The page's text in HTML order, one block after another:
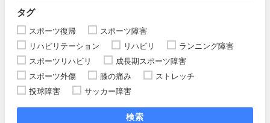
タグ
スポーツ復帰
スポーツ障害
リハビリテーション
リハビリ
ランニング障害
スポーツリハビリ
成長期スポーツ障害
スポーツ外傷
膝の痛み
ストレッチ
投球障害
サッカー障害
検索